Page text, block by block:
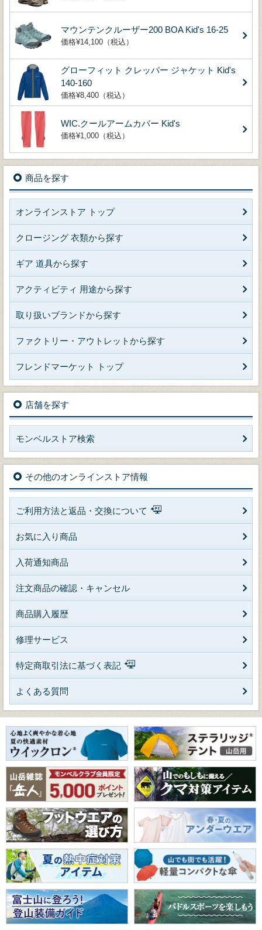
マウンテンクルーザー200 BOA Kid's 16-25
価格¥14,100（税込）
グローフィット クレッパー ジャケット Kid's
140-160
価格¥8,400（税込）
WIC.クールアームカバー Kid's
価格¥1,000（税込）
商品を探す
オンラインストア トップ
クロージング 衣類から探す
ギア 道具から探す
アクティビティ 用途から探す
取り扱いブランドから探す
ファクトリー・アウトレットから探す
フレンドマーケット トップ
店舗を探す
モンベルストア検索
その他のオンラインストア情報
ご利用方法と返品・交換について
お気に入り商品
入荷通知商品
注文商品の確認・キャンセル
商品購入履歴
修理サービス
特定商取引法に基づく表記
よくある質問